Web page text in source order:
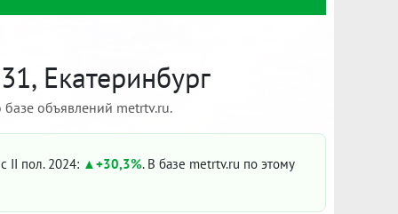
Екатеринбург
объявлений metrtv.ru.
II пол. 2024: +30,3%. В базе metrtv.ru по этому